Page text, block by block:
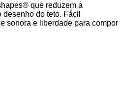
que reduzem a
do teto. Fácil
sonora e liberdade para compor